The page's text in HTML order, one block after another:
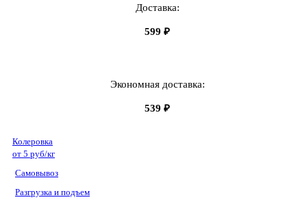
Доставка:
599 ₽
Экономная доставка:
539 ₽
Колеровка
от 5 руб/кг
Самовывоз
Разгрузка и подъем